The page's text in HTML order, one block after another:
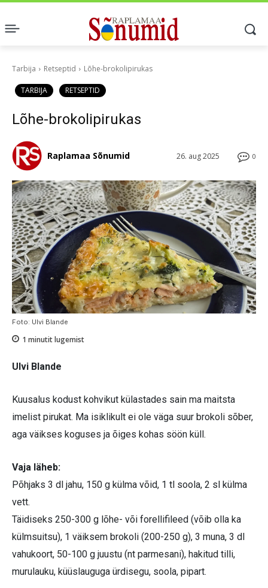
Tarbija Retseptid Lõhe-brokolipirukas
TARBIJA RETSEPTID
Lõhe-brokolipirukas
0
26. aug 2025
Raplamaa Sõnumid
Foto: Ulvi Blande
1 minutit lugemist
Ulvi Blande
Kuusalus kodust kohvikut külas­tades sain ma maitsta
imelist pirukat. Ma isiklikult ei ole väga suur brokoli sõber,
aga väikses koguses ja õiges kohas söön küll.
Vaja läheb:
Põhjaks 3 dl jahu, 150 g külma võid, 1 tl soola, 2 sl külma
vett.
Täidiseks 250-300 g lõhe- või forellifileed (võib olla ka
külmsuitsu), 1 väiksem brokoli (200-250 g), 3 muna, 3 dl
vahukoort, 50-100 g juustu (nt parmesani), hakitud tilli,
murulauku, küüslauguga ürdisegu, soola, pipart.